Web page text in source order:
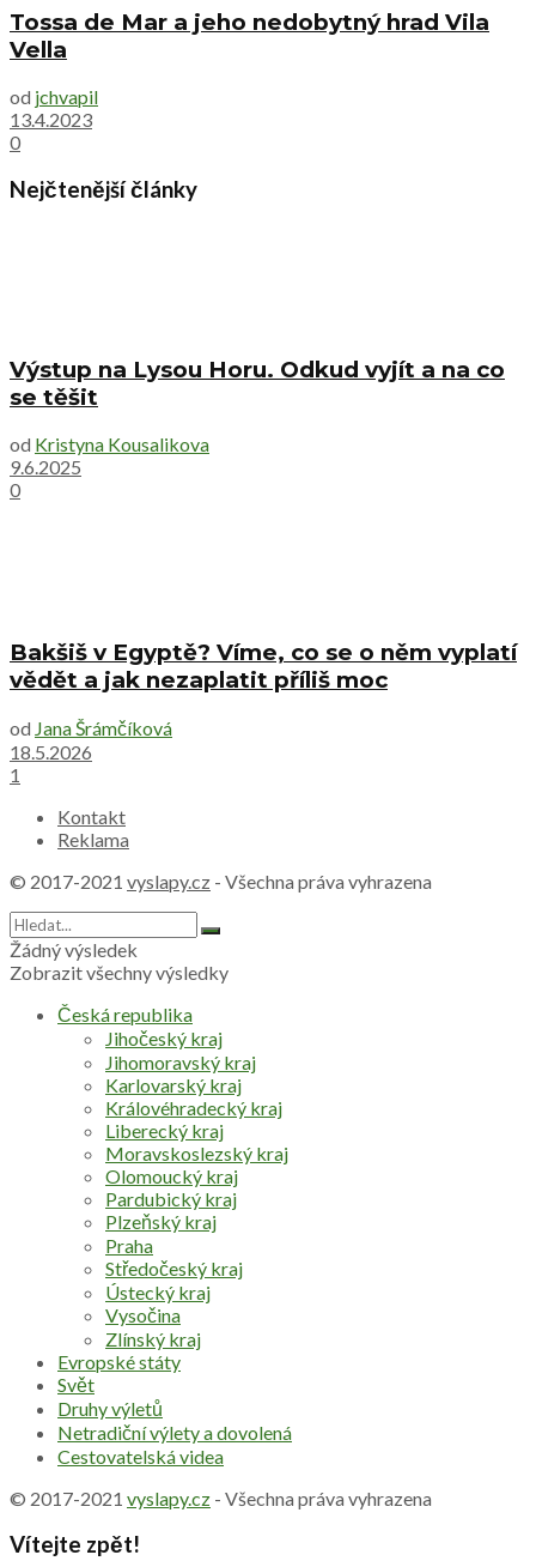
Tossa de Mar a jeho nedobytný hrad Vila
Vella
od jchvapil
13.4.2023
0
Nejčtenější články
Výstup na Lysou Horu. Odkud vyjít a na co
se těšit
od Kristyna Kousalikova
9.6.2025
0
Bakšiš v Egyptě? Víme, co se o něm vyplatí
vědět a jak nezaplatit příliš moc
od Jana Šrámčíková
18.5.2026
1
Kontakt
Reklama
© 2017-2021 vyslapy.cz - Všechna práva vyhrazena
Žádný výsledek
Zobrazit všechny výsledky
Česká republika
Jihočeský kraj
Jihomoravský kraj
Karlovarský kraj
Královéhradecký kraj
Liberecký kraj
Moravskoslezský kraj
Olomoucký kraj
Pardubický kraj
Plzeňský kraj
Praha
Středočeský kraj
Ústecký kraj
Vysočina
Zlínský kraj
Evropské státy
Svět
Druhy výletů
Netradiční výlety a dovolená
Cestovatelská videa
© 2017-2021 vyslapy.cz - Všechna práva vyhrazena
Vítejte zpět!